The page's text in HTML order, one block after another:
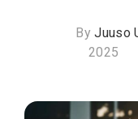
ByJuuso
2025